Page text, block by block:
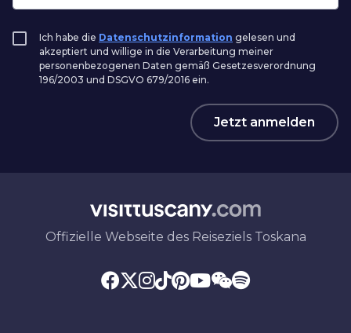
Ich habe die Datenschutzinformation gelesen und
akzeptiert und willige in die Verarbeitung meiner
personenbezogenen Daten gemäß Gesetzesverordnung
196/2003 und DSGVO 679/2016 ein.
Jetzt anmelden
Offizielle Webseite des Reiseziels Toskana